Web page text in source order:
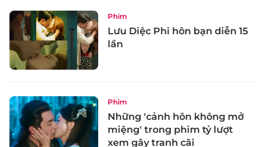
Phim
Lưu Diệc Phi hôn bạn diễn 15
lần
Phim
Những 'cảnh hôn không mở
miệng' trong phim tỷ lượt
xem gây tranh cãi